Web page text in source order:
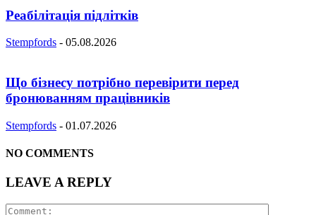
Реабілітація підлітків
Stempfords - 05.08.2026
Що бізнесу потрібно перевірити перед
бронюванням працівників
Stempfords - 01.07.2026
NO COMMENTS
LEAVE A REPLY